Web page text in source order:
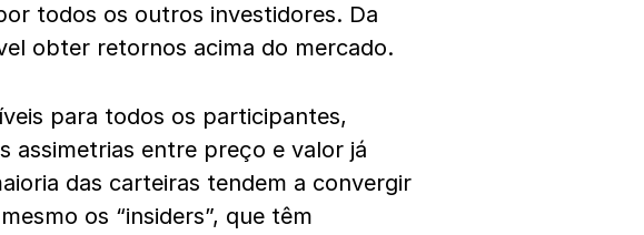
todos os outros investidores. Da
obter retornos acima do mercado.
para todos os participantes,
assimetrias entre preço e valor já
das carteiras tendem a convergir
os “insiders”, que têm